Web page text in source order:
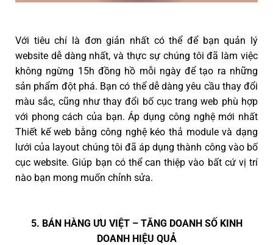
Với tiêu chí là đơn giản nhất có thể để bạn quản lý
website dễ dàng nhất, và thực sự chúng tôi đã làm việc
không ngừng 15h đồng hồ mỗi ngày để tạo ra những
sản phẩm đột phá. Bạn có thể dễ dàng yêu cầu thay đổi
màu sắc, cũng như thay đổi bố cục trang web phù hợp
với phong cách của bạn. Áp dụng công nghệ mới nhất
Thiết kế web bằng công nghệ kéo thả module và dạng
lưới của layout chúng tôi đã áp dụng thành công vào bố
cục website. Giúp bạn có thể can thiệp vào bất cứ vị trí
nào bạn mong muốn chỉnh sửa.
5. BÁN HÀNG ƯU VIỆT – TĂNG DOANH SỐ KINH
DOANH HIỆU QUẢ